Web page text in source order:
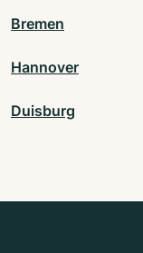
Bremen
Hannover
Duisburg